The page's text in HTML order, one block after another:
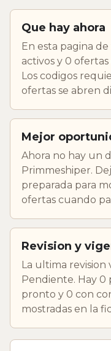
Que hay ahora
En esta pagina
activos y 0
Los codigos
ofertas se abren
Mejor
Ahora no hay un
Primmeshiper.
preparada para
ofertas cuando
Revision y
La ultima revision
Pendiente. Hay 0
pronto y 0 con
mostradas en la